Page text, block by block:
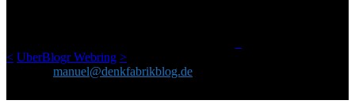
< UberBlogr Webring >
manuel@denkfabrikblog.de